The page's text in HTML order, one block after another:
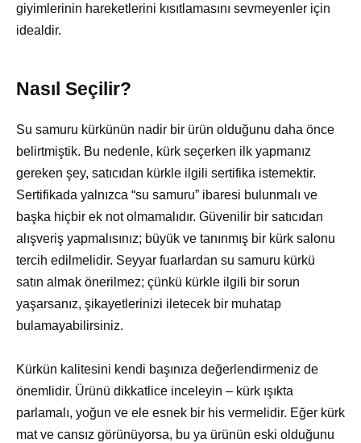
giyimlerinin hareketlerini kısıtlamasını sevmeyenler için
idealdir.
Nasıl Seçilir?
Su samuru kürkünün nadir bir ürün olduğunu daha önce
belirtmiştik. Bu nedenle, kürk seçerken ilk yapmanız
gereken şey, satıcıdan kürkle ilgili sertifika istemektir.
Sertifikada yalnızca “su samuru” ibaresi bulunmalı ve
başka hiçbir ek not olmamalıdır. Güvenilir bir satıcıdan
alışveriş yapmalısınız; büyük ve tanınmış bir kürk salonu
tercih edilmelidir. Seyyar fuarlardan su samuru kürkü
satın almak önerilmez; çünkü kürkle ilgili bir sorun
yaşarsanız, şikayetlerinizi iletecek bir muhatap
bulamayabilirsiniz.
Kürkün kalitesini kendi başınıza değerlendirmeniz de
önemlidir. Ürünü dikkatlice inceleyin – kürk ışıkta
parlamalı, yoğun ve ele esnek bir his vermelidir. Eğer kürk
mat ve cansız görünüyorsa, bu ya ürünün eski olduğunu